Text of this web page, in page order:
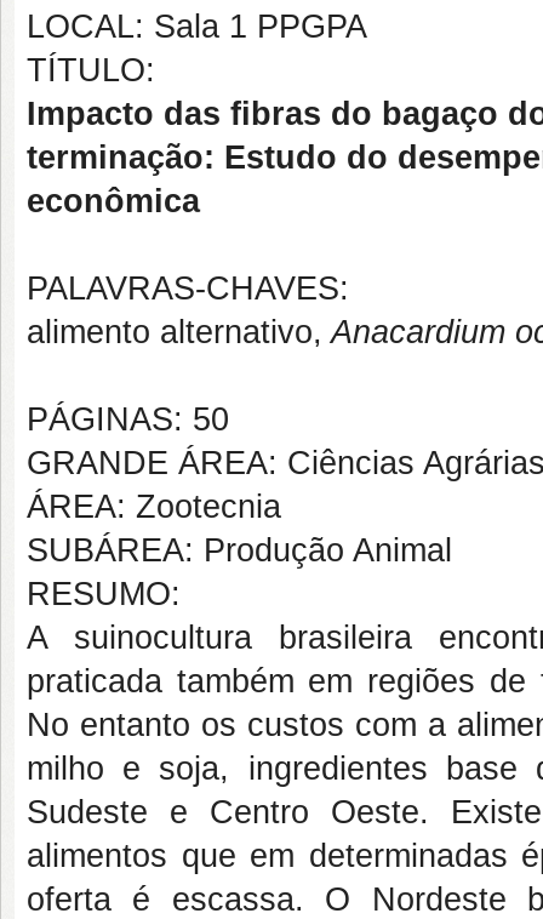
LOCAL: Sala 1 PPGPA
TÍTULO:
Impacto das fibras do bagaço
terminação: Estudo do
econômica
PALAVRAS-CHAVES:
alimento alternativo, Anacardium
PÁGINAS: 50
GRANDE ÁREA: Ciências
ÁREA: Zootecnia
SUBÁREA: Produção Animal
RESUMO:
A suinocultura brasileira
praticada também em regiões
No entanto os custos com a
milho e soja, ingredientes
Sudeste e Centro Oeste.
alimentos que em determinadas
oferta é escassa. O Nordeste